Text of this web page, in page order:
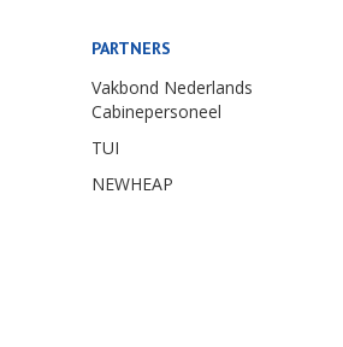
PARTNERS
Vakbond Nederlands
Cabinepersoneel
TUI
NEWHEAP